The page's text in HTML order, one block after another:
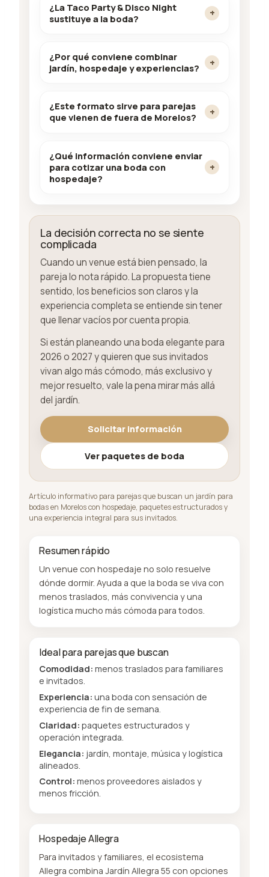
¿La Taco Party & Disco Night
sustituye a la boda?
¿Por qué conviene combinar
jardín, hospedaje y experiencias?
¿Este formato sirve para parejas
que vienen de fuera de Morelos?
¿Qué información conviene enviar
para cotizar una boda con
hospedaje?
La decisión correcta no se siente
complicada
Cuando un venue está bien pensado, la
pareja lo nota rápido. La propuesta tiene
sentido, los beneficios son claros y la
experiencia completa se entiende sin tener
que llenar vacíos por cuenta propia.
Si están planeando una boda elegante para
2026 o 2027 y quieren que sus invitados
vivan algo más cómodo, más exclusivo y
mejor resuelto, vale la pena mirar más allá
del jardín.
Solicitar información
Ver paquetes de boda
Artículo informativo para parejas que buscan un jardín para
bodas en Morelos con hospedaje, paquetes estructurados y
una experiencia integral para sus invitados.
Resumen rápido
Un venue con hospedaje no solo resuelve
dónde dormir. Ayuda a que la boda se viva con
menos traslados, más convivencia y una
logística mucho más cómoda para todos.
Ideal para parejas que buscan
Comodidad: menos traslados para familiares
e invitados.
Experiencia: una boda con sensación de
experiencia de fin de semana.
Claridad: paquetes estructurados y
operación integrada.
Elegancia: jardín, montaje, música y logística
alineados.
Control: menos proveedores aislados y
menos fricción.
Hospedaje Allegra
Para invitados y familiares, el ecosistema
Allegra combina Jardín Allegra 55 con opciones